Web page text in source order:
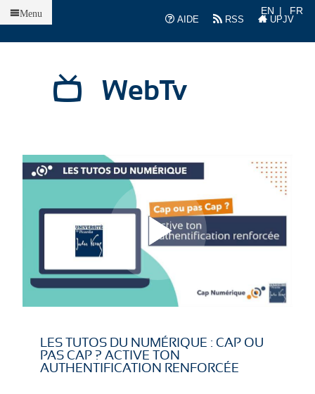
AIDE
RSS UPJV
EN FR
WebTv
Menu
L
i
L
i
LES TUTOS DU NUMÉRIQUE : CAP OU
PAS CAP ? ACTIVE TON
AUTHENTIFICATION RENFORCÉE